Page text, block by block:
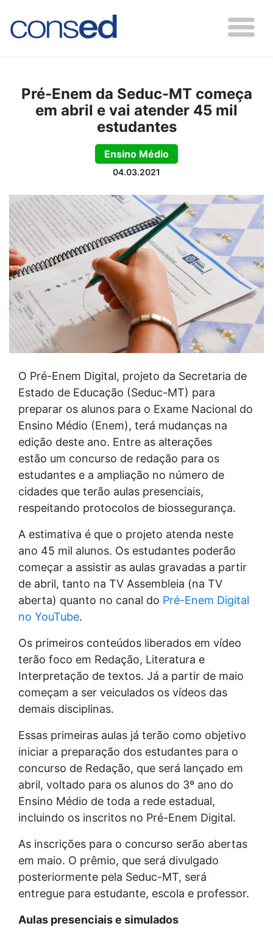
Pré-Enem da Seduc-MT começa
em abril e vai atender 45 mil
estudantes
Ensino Médio
04.03.2021
O Pré-Enem Digital, projeto da Secretaria de
Estado de Educação (Seduc-MT) para
preparar os alunos para o Exame Nacional do
Ensino Médio (Enem), terá mudanças na
edição deste ano. Entre as alterações
estão um concurso de redação para os
estudantes e a ampliação no número de
cidades que terão aulas presenciais,
respeitando protocolos de biossegurança.
A estimativa é que o projeto atenda neste
ano 45 mil alunos. Os estudantes poderão
começar a assistir as aulas gravadas a partir
de abril, tanto na TV Assembleia (na TV
aberta) quanto no canal do Pré-Enem Digital
no YouTube.
Os primeiros conteúdos liberados em vídeo
terão foco em Redação, Literatura e
Interpretação de textos. Já a partir de maio
começam a ser veiculados os vídeos das
demais disciplinas.
Essas primeiras aulas já terão como objetivo
iniciar a preparação dos estudantes para o
concurso de Redação, que será lançado em
abril, voltado para os alunos do 3º ano do
Ensino Médio de toda a rede estadual,
incluindo os inscritos no Pré-Enem Digital.
As inscrições para o concurso serão abertas
em maio. O prêmio, que será divulgado
posteriormente pela Seduc-MT, será
entregue para estudante, escola e professor.
Aulas presenciais e simulados